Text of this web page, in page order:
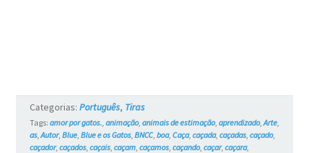
Gatos
#6
Categorias: Português, Tiras
Tags: amor por gatos. animação, animais de estimação, aprendizado, Arte,
as, Autor, Blue, Blue e os Gatos, BNCC, boa, Caça, caçada, caçadas, caçado,
caçador, caçados, caçais, caçam, caçamos, caçando, caçar, caçara,